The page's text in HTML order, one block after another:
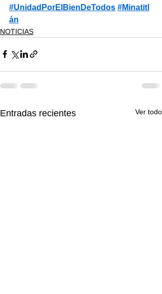
#UnidadPorElBienDeTodos #Minatitl
án
NOTICIAS
Entradas recientes Ver todo